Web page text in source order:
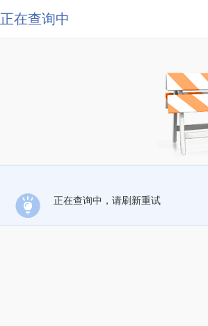
正在查询中
正在查询中，请刷新重试